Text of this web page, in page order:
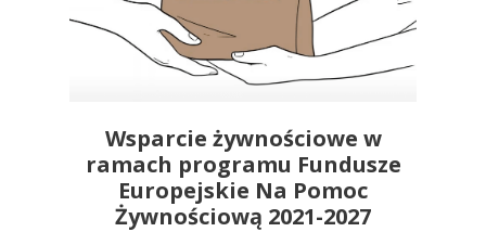
Wsparcie żywnościowe w
ramach programu Fundusze
Europejskie Na Pomoc
Żywnościową 2021-2027